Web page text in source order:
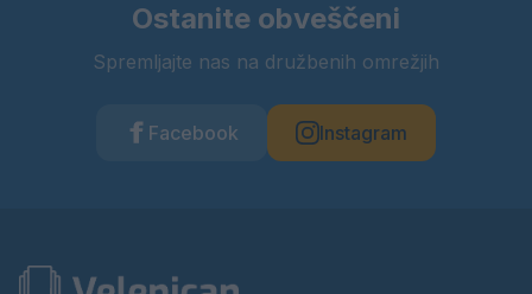
Ostanite obveščeni
Spremljajte nas na družbenih omrežjih
Facebook Instagram